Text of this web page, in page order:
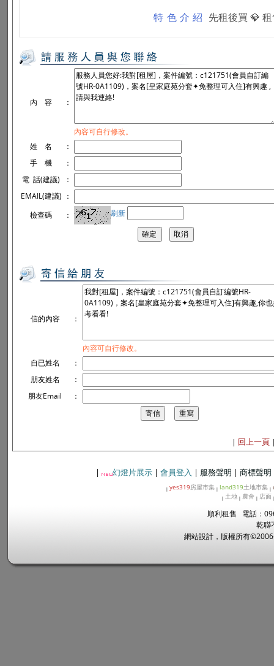
特色介紹
內 容 ：
內容可自行修改。
姓 名
：
手 機
：
電 話(建議)
：
EMAIL(建議) ：
檢查碼
： 刷新
信的內容 ：
內容可自行修改。
自已姓名
：
朋友姓名
：
朋友Email
：
| 回上一頁
| 幻燈片展示 | 會員登入 | 服務聲明 | 商標聲明
| yes319房屋市集 | land319土地市集 |
| 土地 | 農舍 | 店面
順利租售 電話：
乾聯
網站設計，版權所有